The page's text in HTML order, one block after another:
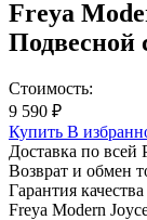
Freya
Подвесной
Стоимость:
9 590 ₽
Купить В
Доставка по всей
Возврат и обмен
Гарантия качества
Freya Modern